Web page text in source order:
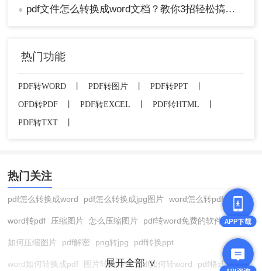
总结
转换成Word文档是一个常见的需求，可以通过多种
择最合适的方法。无论是使用专业PDF转换软件、
在线转换工具还是手动复制粘贴，都可以实现PDF
到Word的有效转换。希望本文的指南能够帮助用户
顺利完成这一转换过程，提高工作效率和文档处理
● pdf文件怎么转换成word文档？教你3招轻松搞定！
热门功能
PDF转WORD PDF转图片 PDF转PPT
OFD转PDF
PDF转EXCEL PDF转HTML
PDF转TXT
热门关注
pdf怎么转换成word pdf怎么转换成jpg图片 word怎么转pdf
word转pdf 压缩图片 怎么压缩图片 pdf转word免费的软件
如何压缩图片 pdf解密 png转jpg pdf转换ppt
word如何转换成pdf 图片转换格式 pdf如何转word pdf格式转换
展开全部 ∨